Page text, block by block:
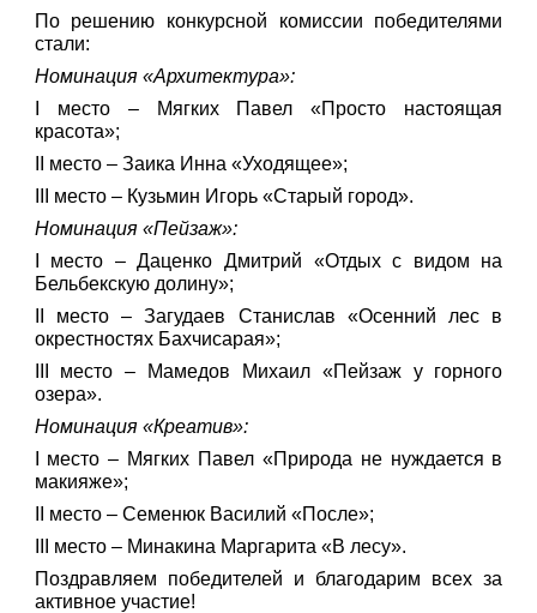
По решению конкурсной комиссии победителями
стали:
Номинация «Архитектура»:
I место – Мягких Павел «Просто настоящая
красота»;
II место – Заика Инна «Уходящее»;
III место – Кузьмин Игорь «Старый город».
Номинация «Пейзаж»:
I место – Даценко Дмитрий «Отдых с видом на
Бельбекскую долину»;
II место – Загудаев Станислав «Осенний лес в
окрестностях Бахчисарая»;
III место – Мамедов Михаил «Пейзаж у горного
озера».
Номинация «Креатив»:
I место – Мягких Павел «Природа не нуждается в
макияже»;
II место – Семенюк Василий «После»;
III место – Минакина Маргарита «В лесу».
Поздравляем победителей и благодарим всех за
активное участие!